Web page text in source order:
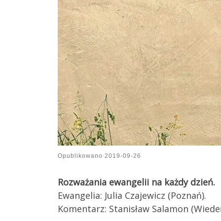
Opublikowano 2019-09-26
Rozważania ewangelii na każdy dzień.
Ewangelia: Julia Czajewicz (Poznań).
Komentarz: Stanisław Salamon